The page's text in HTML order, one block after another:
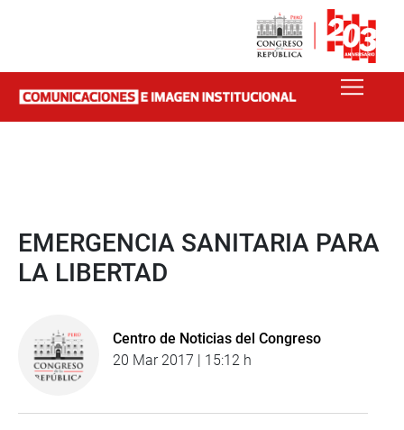
EMERGENCIA SANITARIA PARA
LA LIBERTAD
Centro de Noticias del Congreso
20 Mar 2017 | 15:12 h